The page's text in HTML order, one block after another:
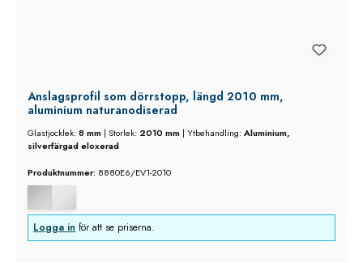
Anslagsprofil som dörrstopp, längd 2010 mm,
aluminium naturanodiserad
Glastjocklek:8 mm | Storlek: 2010 mm | Ytbehandling:Aluminium,
silverfärgad eloxerad
Produktnummer: 8880E6/EV1-2010
Logga in för att se priserna.